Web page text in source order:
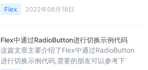
Flex 2022年08月18日
Flex中通过RadioButton进行切换示例代码
这篇文章主要介绍了Flex中通过RadioButton
进行切换示例代码,需要的朋友可以参考下